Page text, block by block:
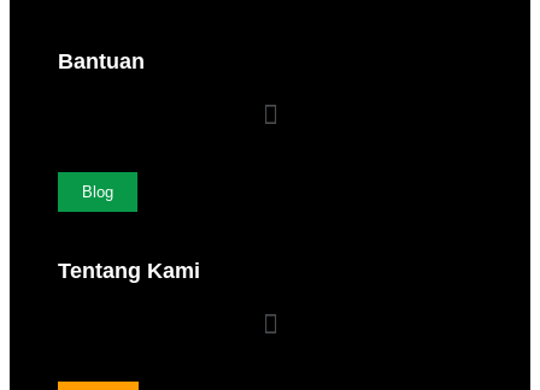
Bantuan
Blog
Tentang Kami